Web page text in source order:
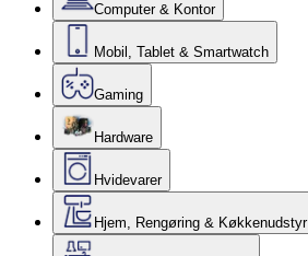
Computer & Kontor
Mobil, Tablet & Smartwatch
Gaming
Hardware
Hvidevarer
Hjem, Rengøring & Køkkenudstyr